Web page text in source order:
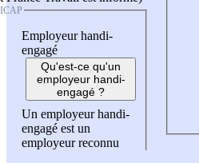
Employeur handi-
engagé
Qu'est-ce qu'un
employeur handi-
engagé ?
Un employeur handi-
engagé est un
employeur reconnu